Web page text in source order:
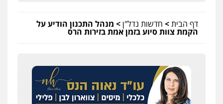
דף הבית> חדשות נדל"ן> מנהל התכנון הודיע על
הקמת צוות סיוע בזמן אמת בזירות הרס